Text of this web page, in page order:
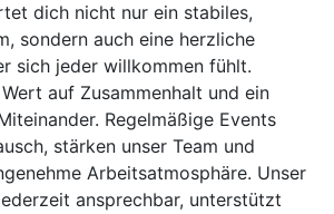
dich nicht nur ein stabiles,
sondern auch eine herzliche
sich jeder willkommen fühlt.
auf Zusammenhalt und ein
Regelmäßige Events
stärken unser Team und
Arbeitsatmosphäre. Unser
ansprechbar, unterstützt